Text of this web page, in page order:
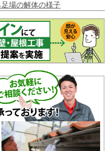
足場の解体の様子